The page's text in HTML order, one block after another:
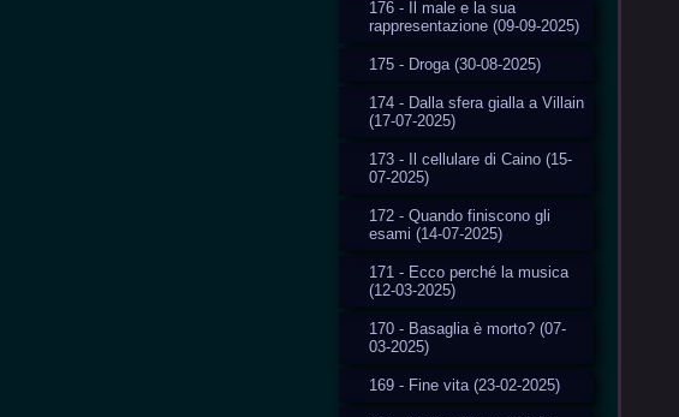
176 - Il male e la sua
rappresentazione (09-09-2025)
175 - Droga (30-08-2025)
174 - Dalla sfera gialla a Villain
(17-07-2025)
173 - Il cellulare di Caino (15-
07-2025)
172 - Quando finiscono gli
esami (14-07-2025)
171 - Ecco perché la musica
(12-03-2025)
170 - Basaglia è morto? (07-
03-2025)
169 - Fine vita (23-02-2025)